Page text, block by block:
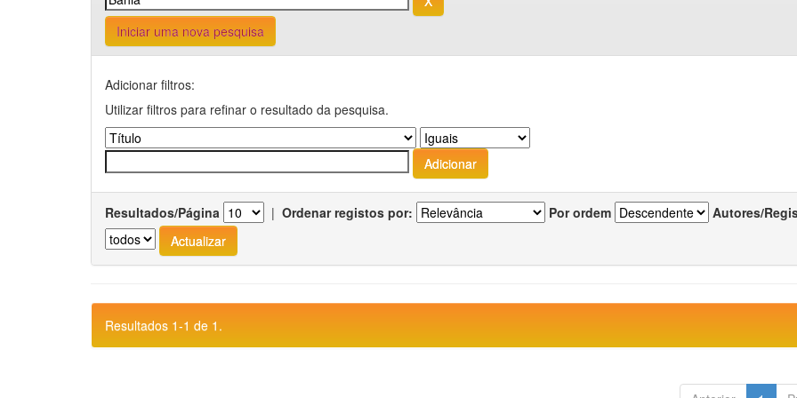
Iniciar uma nova pesquisa
Adicionar filtros:
Utilizar filtros para refinar o resultado da pesquisa.
Resultados/Página | Ordenar registos por: Por ordem Autores/
Resultados 1-1 de 1.